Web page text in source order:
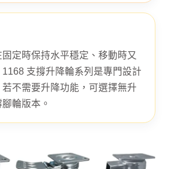
定時保持水平穩定、移動時又
支撐升降輪系列是專門設計
不需要升降功能，可選擇無升
輪版本。